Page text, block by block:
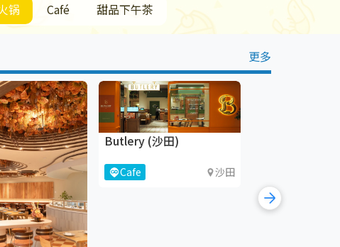
锅 Café 甜品下午茶
更多
Butlery (沙田)
Cafe 沙田